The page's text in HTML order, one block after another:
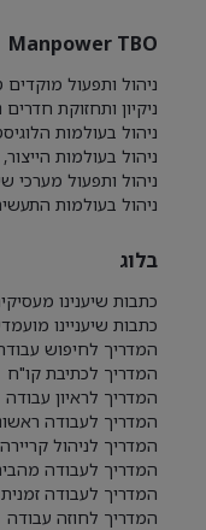
Manpower TBO
ניהול ותפעול מוקדים
ניקיון ותחזוקת חדרים
ניהול בעולמות
ניהול בעולמות
ניהול ותפעול מערכי
ניהול בעולמות
בלוג
כתבות שיענינו
כתבות שיעניינו
המדריך לחיפוש
המדריך לכתיבת קו"ח
המדריך לראיון עבודה
המדריך לעבודה
המדריך לניהול קריירה
המדריך לעבודה
המדריך לעבודה זמנית
המדריך לחוזה עבודה